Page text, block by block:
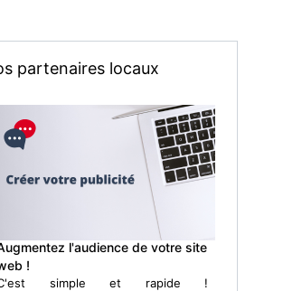
partenaires locaux
l'audience de votre site
!
simple et rapide !